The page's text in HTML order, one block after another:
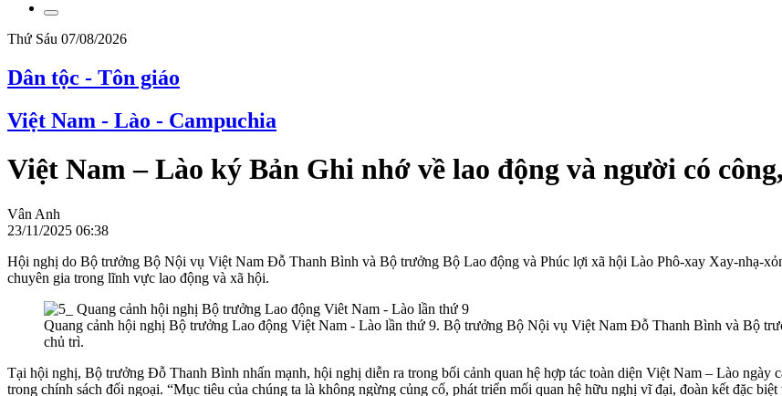
Thứ Sáu 07/08/2026
Dân tộc - Tôn giáo
Việt Nam - Lào - Campuchia
Việt Nam – Lào ký Bản Ghi nhớ về lao động và người có
Vân Anh
23/11/2025 06:38
Hội nghị do Bộ trưởng Bộ Nội vụ Việt Nam Đỗ Thanh Bình và Bộ trưởng Bộ Lao động và Phúc lợi xã hội Lào Phô-xay Xay-nhạ-
chuyên gia trong lĩnh vực lao động và xã hội.
Quang cảnh hội nghị Bộ trưởng Lao động Việt Nam - Lào lần thứ 9. Bộ trưởng Bộ Nội vụ Việt Nam Đỗ Thanh Bình và Bộ
chủ trì.
Tại hội nghị, Bộ trưởng Đỗ Thanh Bình nhấn mạnh, hội nghị diễn ra trong bối cảnh quan hệ hợp tác toàn diện Việt Nam – Lào
trong chính sách đối ngoại. “Mục tiêu của chúng ta là không ngừng củng cố, phát triển mối quan hệ hữu nghị vĩ đại, đoàn kết đặc